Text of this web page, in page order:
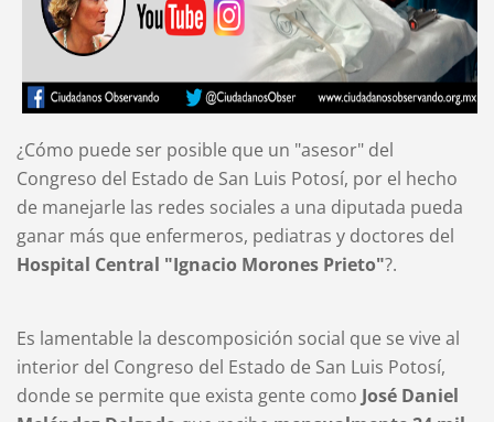
¿Cómo puede ser posible que un "asesor" del
Congreso del Estado de San Luis Potosí, por el hecho
de manejarle las redes sociales a una diputada pueda
ganar más que enfermeros, pediatras y doctores del
Hospital Central "Ignacio Morones Prieto"?.
Es lamentable la descomposición social que se vive al
interior del Congreso del Estado de San Luis Potosí,
donde se permite que exista gente como José Daniel